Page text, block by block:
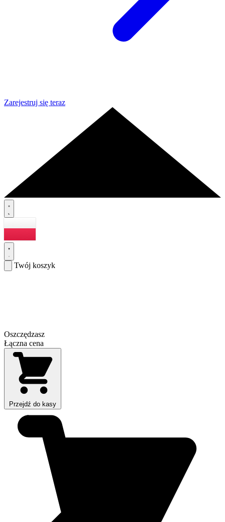
Zarejestruj się teraz
Twój koszyk
Oszczędzasz
Łączna cena
Przejdź do kasy